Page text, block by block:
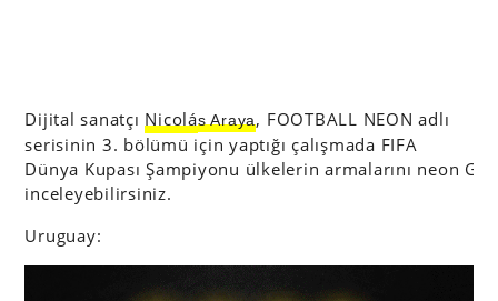
Dijital sanatçı Nicolás Araya, FOOTBALL NEON adlı
serisinin 3. bölümü için yaptığı çalışmada FIFA
Dünya Kupası Şampiyonu ülkelerin armalarını neon
inceleyebilirsiniz.
Uruguay: